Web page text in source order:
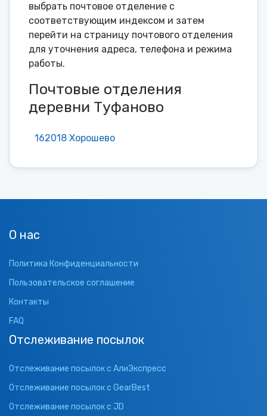
выбрать почтовое отделение с
соответствующим индексом и затем
перейти на страницу почтового отделения
для уточнения адреса, телефона и режима
работы.
Почтовые отделения
деревни Туфаново
162018 Хорошево
О нас
Политика Конфиденциальности
Пользовательское соглашение
Контакты
FAQ
Отслеживание посылок
Отслеживание посылок с АлиЭкспресс
Отслеживание посылок с GearBest
Отслеживание посылок с JD